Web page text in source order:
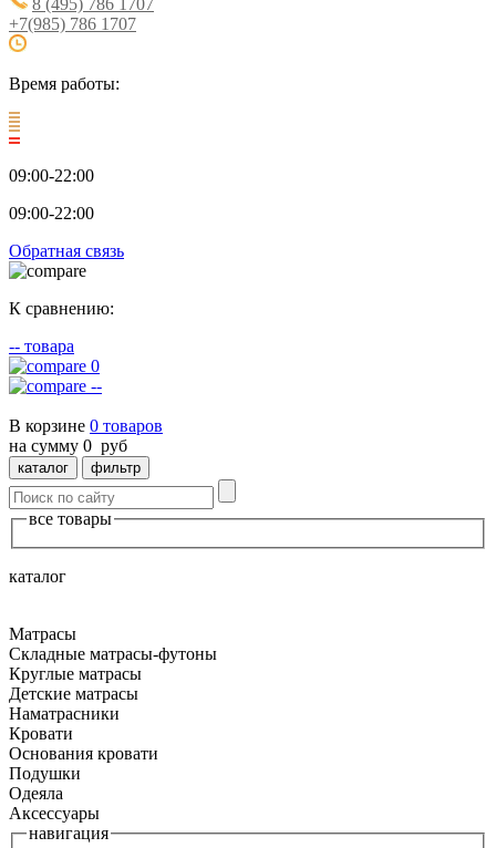
8 (495) 786 1707
+7(985) 786 1707
Время работы:
09:00-22:00
09:00-22:00
Обратная связь
К сравнению:
-- товара
0
--
В корзине 0 товаров
на сумму 0 руб
каталог фильтр
все товары
каталог
Матрасы
Складные матрасы-футоны
Круглые матрасы
Детские матрасы
Наматрасники
Кровати
Основания кровати
Подушки
Одеяла
Аксессуары
навигация